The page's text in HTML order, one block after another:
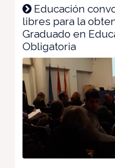
Educación
libres para la
Graduado en
Obligatoria